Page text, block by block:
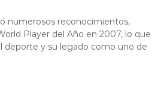
numerosos reconocimientos,
Player del Año en 2007, lo que
deporte y su legado como uno de